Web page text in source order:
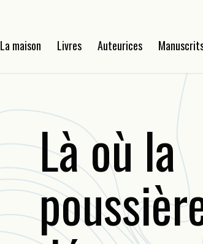
La maison Livres Auteurices
Là où la